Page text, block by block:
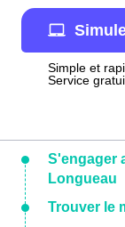
Simple et
Service
S'engager
Longueau
Trouver le